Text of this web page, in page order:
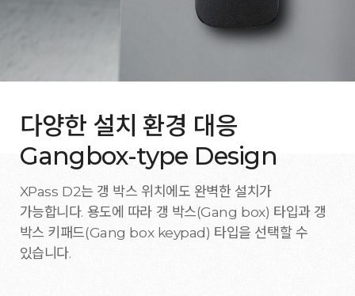
다양한 설치 환경 대응
Gangbox-type Design
XPass D2는 갱 박스 위치에도 완벽한 설치가
가능합니다. 용도에 따라 갱 박스(Gang box) 타입과 갱
박스 키패드(Gang box keypad) 타입을 선택할 수
있습니다.